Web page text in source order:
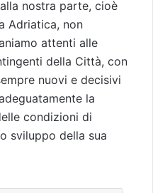
nostra parte, cioè
Adriatica, non
attenti alle
della Città, con
nuovi e decisivi
la
condizioni di
sviluppo della sua